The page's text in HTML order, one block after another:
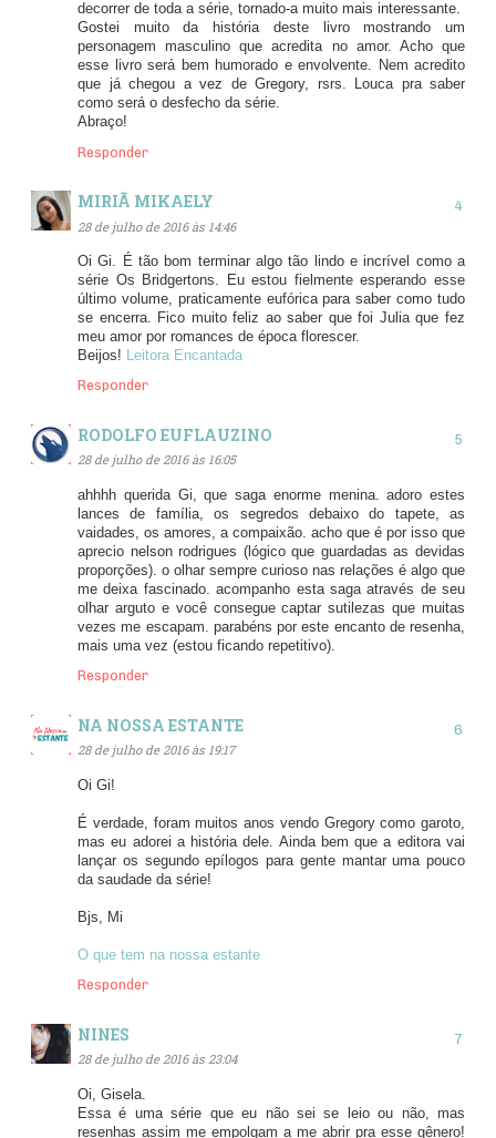
decorrer de toda a série, tornado-a muito mais interessante.
Gostei muito da história deste livro mostrando um
personagem masculino que acredita no amor. Acho que
esse livro será bem humorado e envolvente. Nem acredito
que já chegou a vez de Gregory, rsrs. Louca pra saber
como será o desfecho da série.
Abraço!
Responder
MIRIÃ MIKAELY
28 de julho de 2016 às 14:46
Oi Gi. É tão bom terminar algo tão lindo e incrível como a
série Os Bridgertons. Eu estou fielmente esperando esse
último volume, praticamente eufórica para saber como tudo
se encerra. Fico muito feliz ao saber que foi Julia que fez
meu amor por romances de época florescer.
Beijos! Leitora Encantada
Responder
RODOLFO EUFLAUZINO
28 de julho de 2016 às 16:05
ahhhh querida Gi, que saga enorme menina. adoro estes
lances de família, os segredos debaixo do tapete, as
vaidades, os amores, a compaixão. acho que é por isso que
aprecio nelson rodrigues (lógico que guardadas as devidas
proporções). o olhar sempre curioso nas relações é algo que
me deixa fascinado. acompanho esta saga através de seu
olhar arguto e você consegue captar sutilezas que muitas
vezes me escapam. parabéns por este encanto de resenha,
mais uma vez (estou ficando repetitivo).
Responder
NA NOSSA ESTANTE
28 de julho de 2016 às 19:17
Oi Gi!
É verdade, foram muitos anos vendo Gregory como garoto,
mas eu adorei a história dele. Ainda bem que a editora vai
lançar os segundo epílogos para gente mantar uma pouco
da saudade da série!
Bjs, Mi
O que tem na nossa estante
Responder
NINES
28 de julho de 2016 às 23:04
Oi, Gisela.
Essa é uma série que eu não sei se leio ou não, mas
resenhas assim me empolgam a me abrir pra esse gênero!